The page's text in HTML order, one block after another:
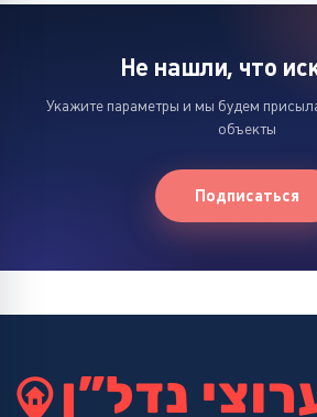
Не нашли, что
Укажите параметры и мы будем
объекты
Подписаться